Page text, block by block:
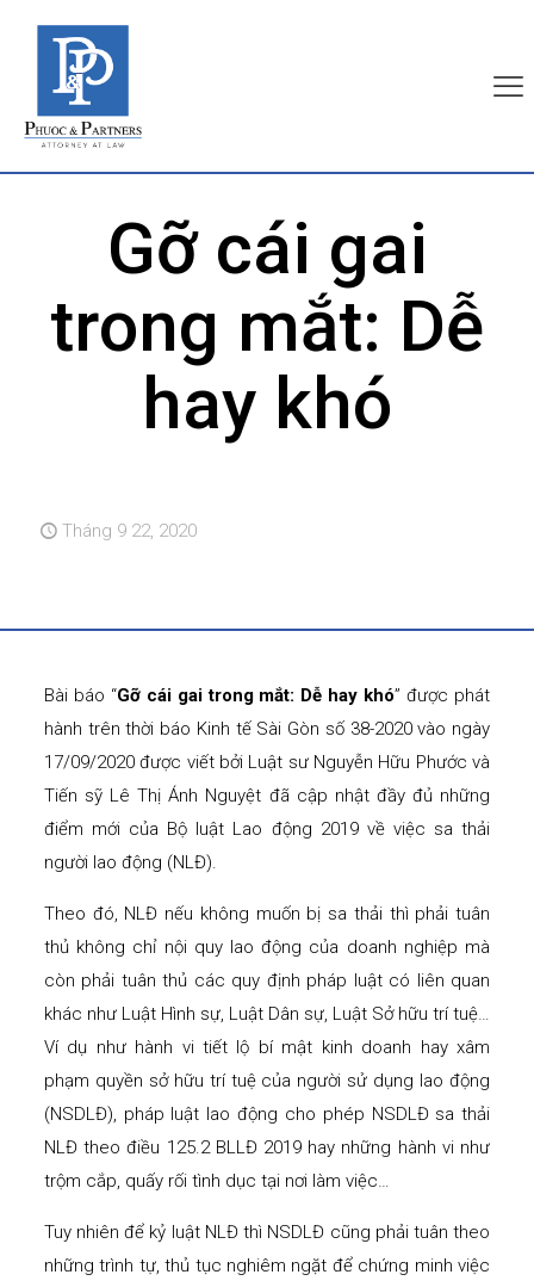
Gỡ cái gai
trong mắt: Dễ
hay khó
Tháng 9 22, 2020
Bài báo “Gỡ cái gai trong mắt: Dễ hay khó” được phát
hành trên thời báo Kinh tế Sài Gòn số 38-2020 vào ngày
17/09/2020 được viết bởi Luật sư Nguyễn Hữu Phước và
Tiến sỹ Lê Thị Ánh Nguyệt đã cập nhật đầy đủ những
điểm mới của Bộ luật Lao động 2019 về việc sa thải
người lao động (NLĐ).
Theo đó, NLĐ nếu không muốn bị sa thải thì phải tuân
thủ không chỉ nội quy lao động của doanh nghiệp mà
còn phải tuân thủ các quy định pháp luật có liên quan
khác như Luật Hình sự, Luật Dân sự, Luật Sở hữu trí tuệ…
Ví dụ như hành vi tiết lộ bí mật kinh doanh hay xâm
phạm quyền sở hữu trí tuệ của người sử dụng lao động
(NSDLĐ), pháp luật lao động cho phép NSDLĐ sa thải
NLĐ theo điều 125.2 BLLĐ 2019 hay những hành vi như
trộm cắp, quấy rối tình dục tại nơi làm việc…
Tuy nhiên để kỷ luật NLĐ thì NSDLĐ cũng phải tuân theo
những trình tự, thủ tục nghiêm ngặt để chứng minh việc